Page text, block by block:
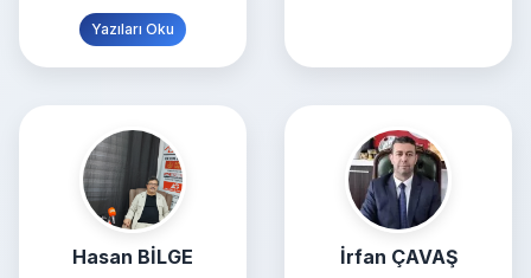
Yazıları Oku
Hasan BİLGE İrfan ÇAVAŞ